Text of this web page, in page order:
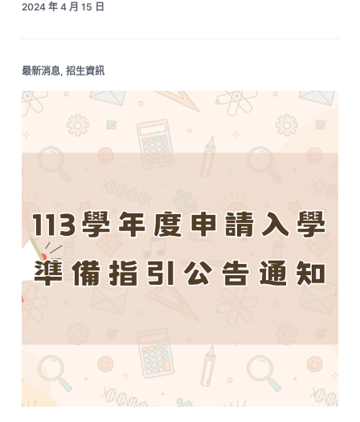
2024 年 4 月 15 日
最新消息, 招生資訊